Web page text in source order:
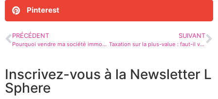
Pinterest
PRÉCÉDENT
Pourquoi vendre ma société immobilière ?
SUIVANT
Taxation sur la plus-value : faut-il vendre sa société immobilière au plus vite ?
Inscrivez-vous à la Newsletter L
Sphere